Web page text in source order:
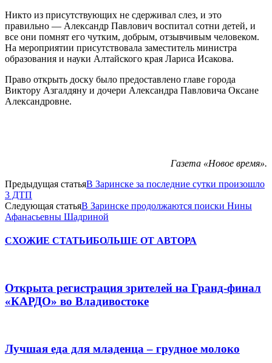
Никто из присутствующих не сдерживал слез, и это
правильно — Александр Павлович воспитал сотни детей, и
все они помнят его чутким, добрым, отзывчивым человеком.
На мероприятии присутствовала заместитель министра
образования и науки Алтайского края Лариса Исакова.
Право открыть доску было предоставлено главе города
Виктору Азгалдяну и дочери Александра Павловича Оксане
Александровне.
Газета «Новое время».
Предыдущая статьяВ Заринске за последние сутки произошло
3 ДТП
Следующая статьяВ Заринске продолжаются поиски Нины
Афанасьевны Шадриной
СХОЖИЕ СТАТЬИБОЛЬШЕ ОТ АВТОРА
Открыта регистрация зрителей на Гранд-финал
«КАРДО» во Владивостоке
Лучшая еда для младенца – грудное молоко